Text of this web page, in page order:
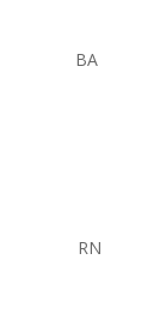
BA
RN